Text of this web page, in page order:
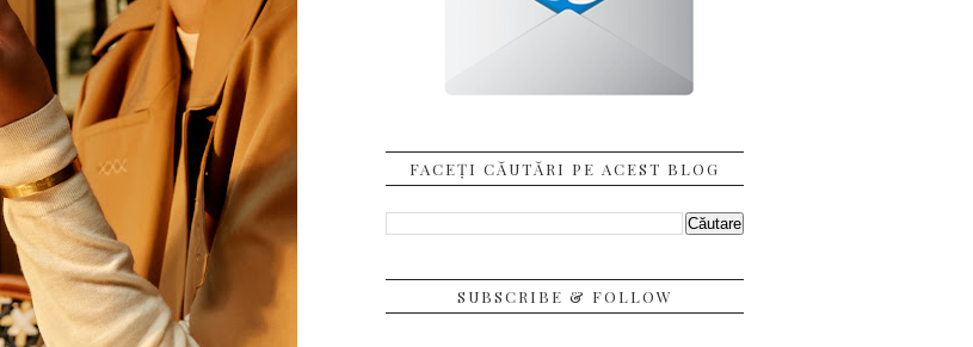
FACEȚI CĂUTĂRI PE ACEST BLOG
SUBSCRIBE & FOLLOW